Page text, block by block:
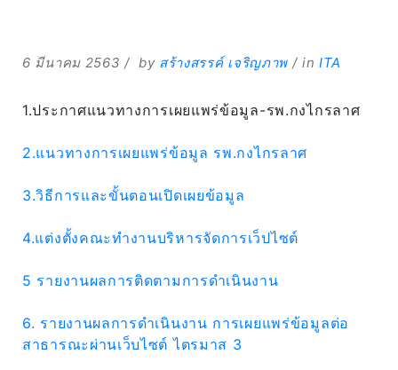
Search
6 มีนาคม 2563 by สร้างสรรค์ เจริญภาพ in ITA
1.ประกาศแนวทางการเผยแพร่ข้อมูล-รพ.กงไกรลาศ
2.แนวทางการเผยแพร่ข้อมูล รพ.กงไกรลาศ
3.วิธีการและขั้นตอนเปิดเผยข้อมูล
4.แต่งตั้งคณะทำงานบริหารจัดการเว็ปไซต์
5 รายงานผลการติดตามการดำเนินงาน
6. รายงานผลการดำเนินงาน การเผยแพร่ข้อมูลต่อ
สาธารณะผ่านเว็บไซต์ ไตรมาส 3